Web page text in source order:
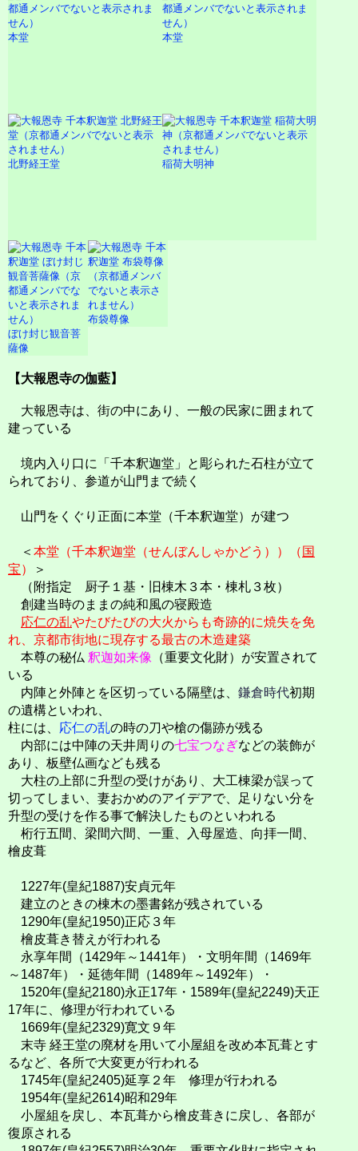
本堂 本堂
北野経王堂 稲荷大明神
ぼけ封じ観音菩
薩像
布袋尊像
【大報恩寺の伽藍】
大報恩寺は、街の中にあり、一般の民家に囲まれて
建っている
境内入り口に「千本釈迦堂」と彫られた石柱が立て
られており、参道が山門まで続く
山門をくぐり正面に本堂（千本釈迦堂）が建つ
＜ 本堂（千本釈迦堂（せんぼんしゃかどう））（ 国
宝）
＞
（附指定 厨子１基・旧棟木３本・棟札３枚）
創建当時のままの純和風の寝殿造
応仁の乱やたびたびの大火からも奇跡的に焼失を免
れ、京都市街地に現存する最古の木造建築
本尊の秘仏 釈迦如来像 （重要文化財）が安置されて
いる
内陣と外陣とを区切っている隔壁は、 鎌倉時代初期
の遺構といわれ、
柱には、 応仁の乱の時の刀や槍の傷跡が残る
内部には中陣の天井周りの七宝つなぎなどの装飾が
あり、板壁仏画なども残る
大柱の上部に升型の受けがあり、大工棟梁が誤って
切ってしまい、妻おかめのアイデアで、足りない分を
升型の受けを作る事で解決したものといわれる
桁行五間、梁間六間、一重、入母屋造、向拝一間、
檜皮葺
1227年(皇紀1887)安貞元年
建立のときの棟木の墨書銘が残されている
1290年(皇紀1950)正応３年
檜皮葺き替えが行われる
永享年間（1429年～1441年）・文明年間（1469年
～1487年）・延徳年間（1489年～1492年）・
1520年(皇紀2180)永正17年・1589年(皇紀2249)天正
17年に、修理が行われている
1669年(皇紀2329)寛文９年
末寺 経王堂の廃材を用いて小屋組を改め本瓦葺とす
るなど、各所で大変更が行われる
1745年(皇紀2405)延享２年 修理が行われる
1954年(皇紀2614)昭和29年
小屋組を戻し、本瓦葺から檜皮葺きに戻し、各部が
復原される